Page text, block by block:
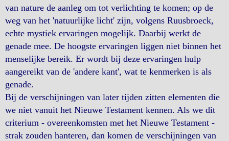
van nature de aanleg om tot verlichting te komen; op de
weg van het 'natuurlijke licht' zijn, volgens Ruusbroeck,
echte mystiek ervaringen mogelijk. Daarbij werkt de
genade mee. De hoogste ervaringen liggen niet binnen het
menselijke bereik. Er wordt bij deze ervaringen hulp
aangereikt van de 'andere kant', wat te kenmerken is als
genade.
Bij de verschijningen van later tijden zitten elementen die
we niet vanuit het Nieuwe Testament kennen. Als we dit
criterium - overeenkomsten met het Nieuwe Testament -
strak zouden hanteren, dan komen de verschijningen van